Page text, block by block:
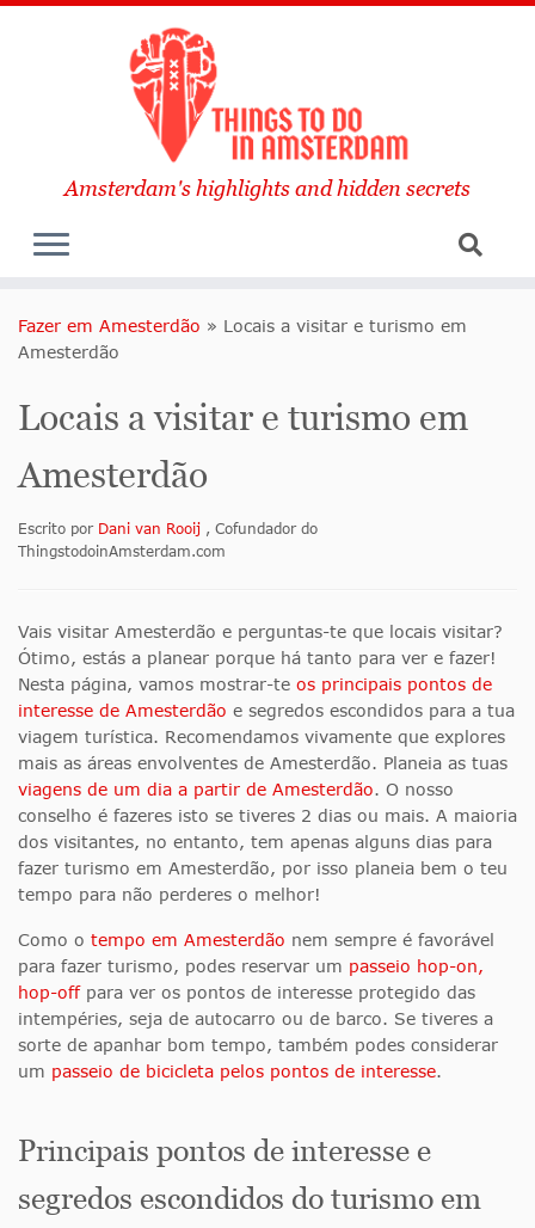
Amsterdam's highlights and hidden secrets
Fazer em Amesterdão » Locais a visitar e turismo em
Amesterdão
Locais a visitar e turismo em
Amesterdão
Escrito por Dani van Rooij , Cofundador do
ThingstodoinAmsterdam.com
Vais visitar Amesterdão e perguntas-te que locais visitar?
Ótimo, estás a planear porque há tanto para ver e fazer!
Nesta página, vamos mostrar-te os principais pontos de
interesse de Amesterdão e segredos escondidos para a tua
viagem turística. Recomendamos vivamente que explores
mais as áreas envolventes de Amesterdão. Planeia as tuas
viagens de um dia a partir de Amesterdão. O nosso
conselho é fazeres isto se tiveres 2 dias ou mais. A maioria
dos visitantes, no entanto, tem apenas alguns dias para
fazer turismo em Amesterdão, por isso planeia bem o teu
tempo para não perderes o melhor!
Como o tempo em Amesterdão nem sempre é favorável
para fazer turismo, podes reservar um passeio hop-on,
hop-offpara ver os pontos de interesse protegido das
intempéries, seja de autocarro ou de barco. Se tiveres a
sorte de apanhar bom tempo, também podes considerar
um passeio de bicicleta pelos pontos de interesse.
Principais pontos de interesse e
segredos escondidos do turismo em